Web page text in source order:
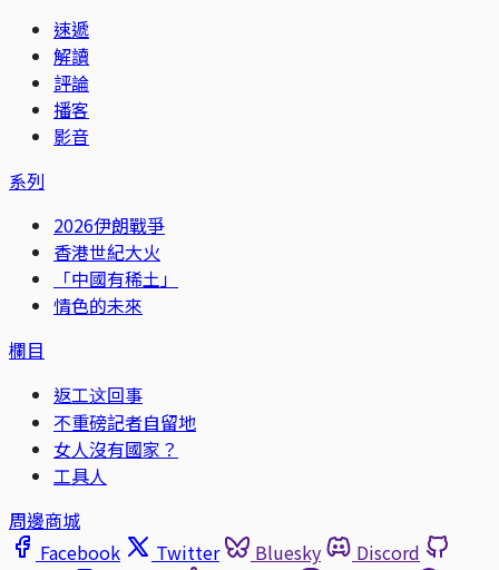
速遞
解讀
評論
播客
影音
系列
2026伊朗戰爭
香港世紀大火
「中國有稀土」
情色的未來
欄目
返工这回事
不重磅記者自留地
女人沒有國家？
工具人
周邊商城
Facebook
Twitter Bluesky
Discord